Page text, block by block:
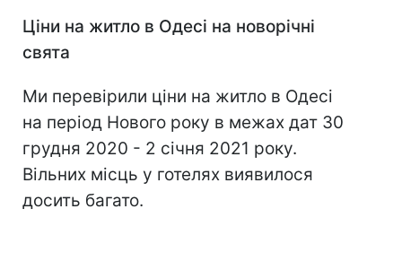
Ціни на житло в Одесі на новорічні
свята
Ми перевірили ціни на житло в Одесі
на період Нового року в межах дат 30
грудня 2020 - 2 січня 2021 року.
Вільних місць у готелях виявилося
досить багато.